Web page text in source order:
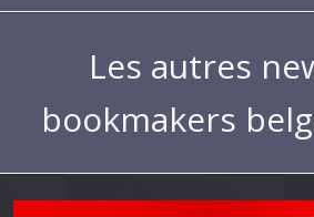
Les autres
bookmakers